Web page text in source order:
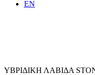
EN
ΥΒΡΙΔΙΚΗ ΛΑΒΙΔΑ